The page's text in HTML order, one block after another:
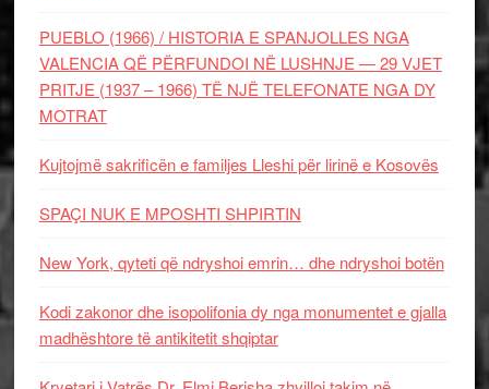
PUEBLO (1966) / HISTORIA E SPANJOLLES NGA
VALENCIA QË PËRFUNDOI NË LUSHNJE — 29 VJET
PRITJE (1937 – 1966) TË NJË TELEFONATE NGA DY
MOTRAT
Kujtojmë sakrificën e familjes Lleshi për lirinë e Kosovës
SPAÇI NUK E MPOSHTI SHPIRTIN
New York, qyteti që ndryshoi emrin… dhe ndryshoi botën
Kodi zakonor dhe isopolifonia dy nga monumentet e gjalla
madhështore të antikitetit shqiptar